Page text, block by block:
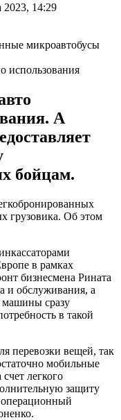
2023, 14:29
использования
А
бойцам.
грузовика. Об этом
в рамках
бизнесмена Рината
и обслуживания, а
машины сразу
в такой
перевозки вещей, так
мобильные
легкого
защиту